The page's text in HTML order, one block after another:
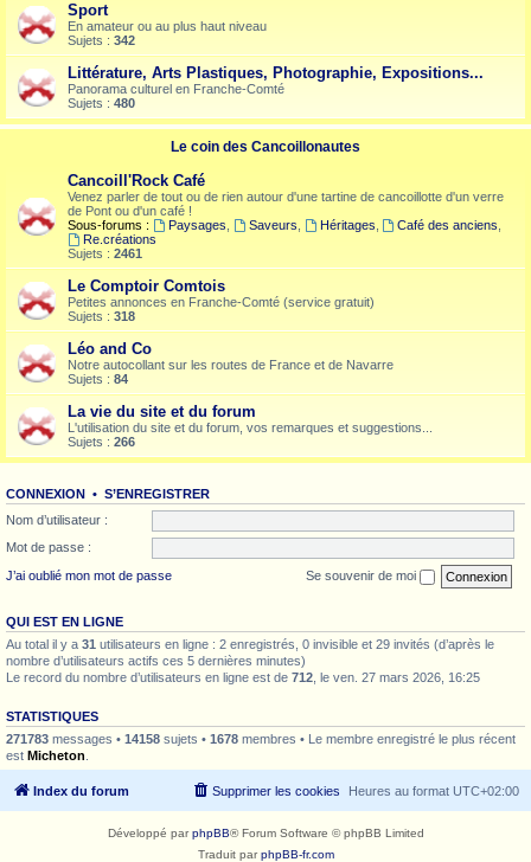
Sport
En amateur ou au plus haut niveau
Sujets : 342
Littérature, Arts Plastiques, Photographie, Expositions...
Panorama culturel en Franche-Comté
Sujets : 480
Le coin des Cancoillonautes
Cancoill'Rock Café
Venez parler de tout ou de rien autour d'une tartine de cancoillotte d'un verre
de Pont ou d'un café !
Sous-forums :
Paysages Saveurs Héritages Café des anciens
Re.créations
Sujets : 2461
Le Comptoir Comtois
Petites annonces en Franche-Comté (service gratuit)
Sujets : 318
Léo and Co
Notre autocollant sur les routes de France et de Navarre
Sujets : 84
La vie du site et du forum
L'utilisation du site et du forum, vos remarques et suggestions...
Sujets : 266
CONNEXION • S’ENREGISTRER
Nom d’utilisateur :
Mot de passe :
J’ai oublié mon mot de passe
Se souvenir de moi
QUI EST EN LIGNE
Au total il y a 31 utilisateurs en ligne : 2 enregistrés, 0 invisible et 29 invités (d’après le
nombre d’utilisateurs actifs ces 5 dernières minutes)
Le record du nombre d’utilisateurs en ligne est de 712 , le ven. 27 mars 2026, 16:25
STATISTIQUES
271783 messages • 14158 sujets • 1678 membres • Le membre enregistré le plus récent
est Micheton
Index du forum Heures au format UTC+02:00
Supprimer les cookies
Développé parphpBB® Forum Software © phpBB Limited
Traduit parphpBB-fr.com